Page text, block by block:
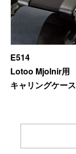
E514
Lotoo Mjolnir用
キャリングケース